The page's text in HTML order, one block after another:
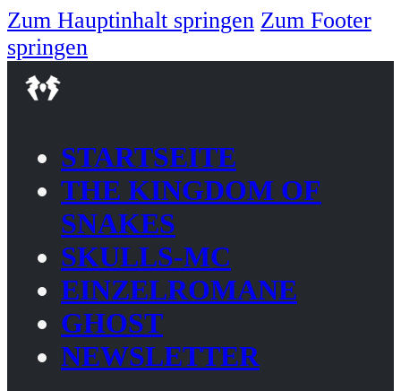
Zum Hauptinhalt springen Zum Footer
springen
STARTSEITE
THE KINGDOM OF
SNAKES
SKULLS-MC
EINZELROMANE
GHOST
NEWSLETTER